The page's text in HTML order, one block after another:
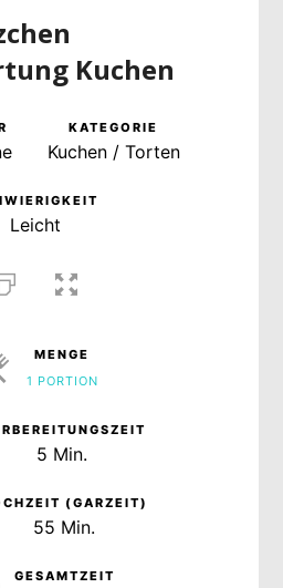
Kuchen
KATEGORIE
Kuchen / Torten
Leicht
MENGE
1 PORTION
5 Min.
(GARZEIT)
55 Min.
GESAMTZEIT